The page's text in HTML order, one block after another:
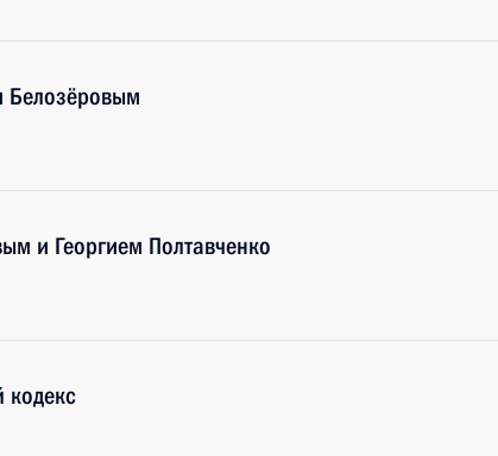
Белозёровым
и Георгием Полтавченко